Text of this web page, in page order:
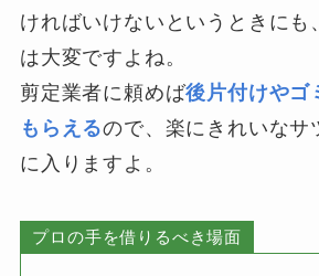
ければいけないというときにも
は大変ですよね。
剪定業者に頼めば後片付けやゴ
もらえるので、楽にきれいなサ
に入りますよ。
プロの手を借りるべき場面